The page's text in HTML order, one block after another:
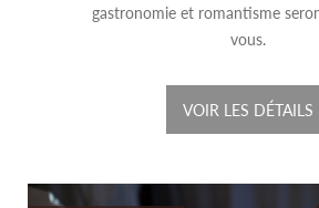
gastronomie et romantisme
vous.
VOIR LES DÉTAILS